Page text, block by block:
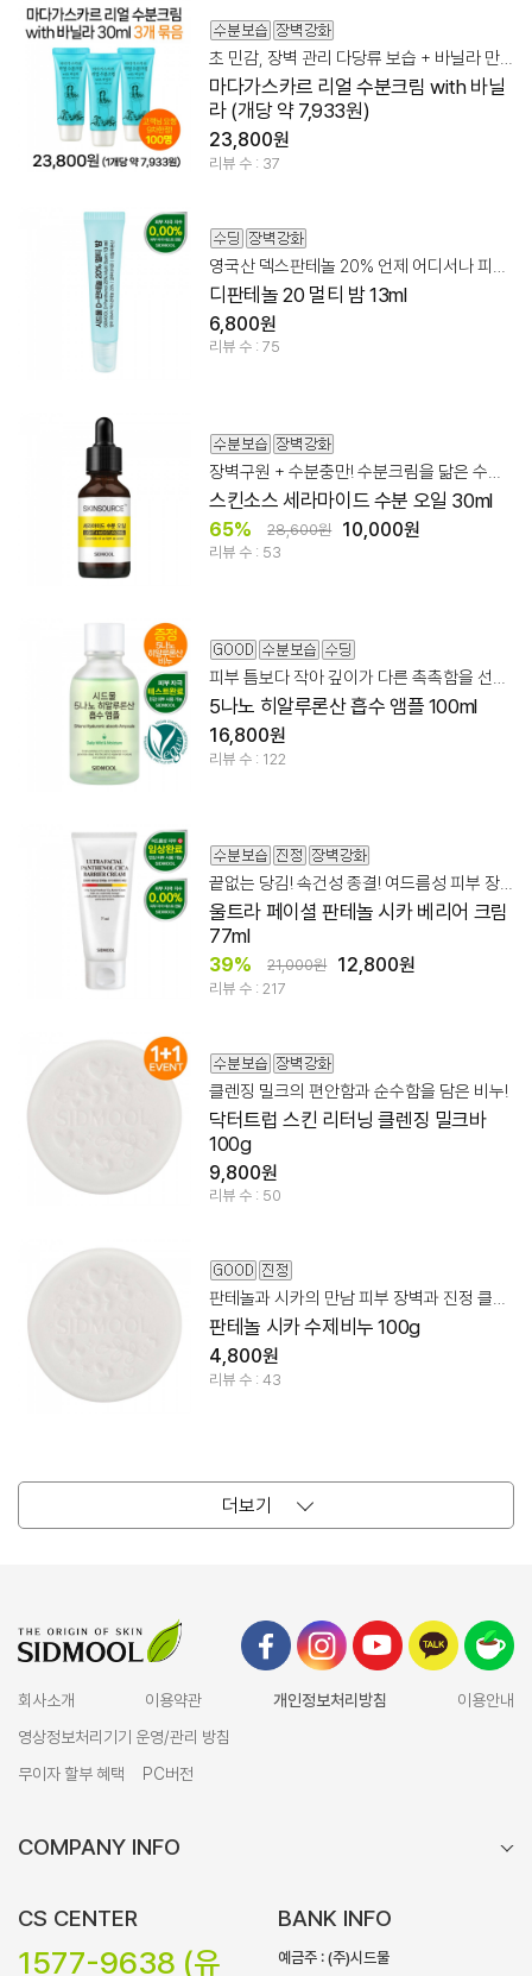
초 민감, 장벽 관리 다당류 보습 + 바닐라 만남
마다가스카르 리얼 수분크림 with 바닐
라 (개당 약 7,933원)
23,800원
리뷰 수 : 37
디판테놀 20 멀티 밤 13ml
6,800원
리뷰 수 : 75
장벽구원 + 수분충만! 수분크림을 닮은 수분오일
스킨소스 세라마이드 수분 오일 30ml
65% 28,600원 10,000원
리뷰 수 : 53
피부 틈보다 작아 깊이가 다른 촉촉함을 선사하는 흡수 앰플
5나노 히알루론산 흡수 앰플 100ml
16,800원
리뷰 수 : 122
끝없는 당김! 속건성 종결! 여드름성 피부 장벽 케어
울트라 페이셜 판테놀 시카 베리어 크림
77ml
39% 21,000원 12,800원
리뷰 수 : 217
클렌징 밀크의 편안함과 순수함을 담은 비누!
닥터트럽 스킨 리터닝 클렌징 밀크바
100g
9,800원
리뷰 수 : 50
판테놀과 시카의 만남 피부 장벽과 진정 클렌징 케어!
판테놀 시카 수제비누 100g
4,800원
리뷰 수 : 43
더보기
회사소개 이용약관 개인정보처리방침
이용안내
영상정보처리기기 운영/관리 방침
무이자 할부 혜택
PC버전
COMPANY INFO
CS CENTER
1577-9638 (유
BANK INFO
예금주 : (주)시드물